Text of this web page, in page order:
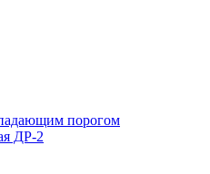
порогом
ДР-2